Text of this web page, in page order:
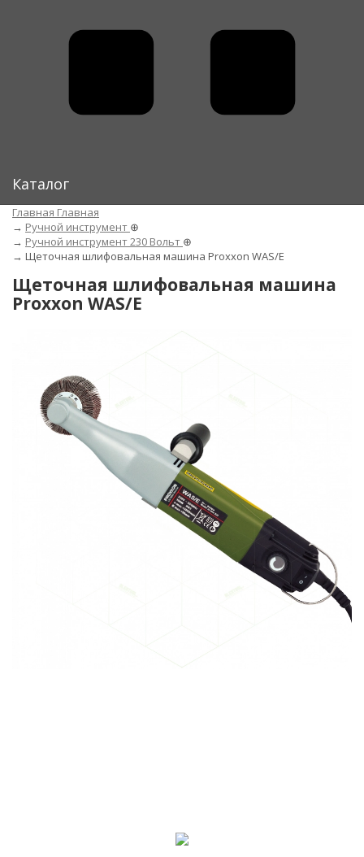
Каталог
Главная Главная
→ Ручной инструмент ⊕
→ Ручной инструмент 230 Вольт ⊕
→ Щеточная шлифовальная машина Proxxon WAS/E
Щеточная шлифовальная машина
Proxxon WAS/E